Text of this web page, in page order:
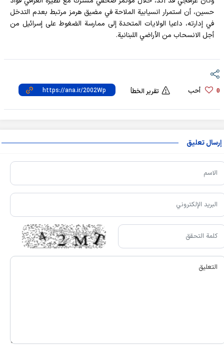
حسين، أن استمرار انسيابية الملاحة في مضيق هرمز مرتبط بعدم التدخل
في إدارته، داعيا الولايات المتحدة إلى ممارسة الضغوط على إسرائيل من
أجل الانسحاب من الأراضي اللبنانية.
0 أحب تقرير الخطأ
إرسال تعليق